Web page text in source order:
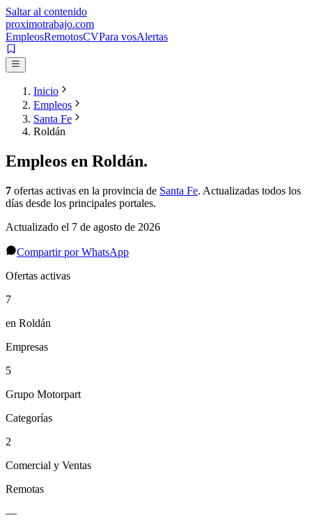
Saltar al contenido
proximotrabajo.com
EmpleosRemotosCVPara vosAlertas
Inicio
Empleos
Santa Fe
Roldán
Empleos en Roldán.
7 ofertas activas en la provincia de Santa Fe. Actualizadas todos los
días desde los principales portales.
Actualizado el 7 de agosto de 2026
Compartir por WhatsApp
Ofertas activas
7
en Roldán
Empresas
5
Grupo Motorpart
Categorías
2
Comercial y Ventas
Remotas
—